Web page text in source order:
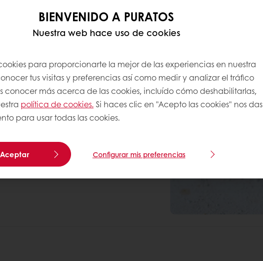
BIENVENIDO A PURATOS
Nuestra web hace uso de cookies
para proporcionarte la mejor de las experiencias en nuestra
tus visitas y preferencias así como medir y analizar el tráfico
conocer más acerca de las cookies, incluído cómo deshabilitarlas,
política de cookies. Si haces clic en "Acepto las cookies" nos das
para usar todas las cookies.
Aceptar Configurar mis preferencias